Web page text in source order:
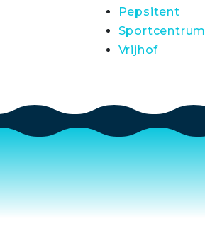
Pepsitent
Sportcentrum
Vrijhof